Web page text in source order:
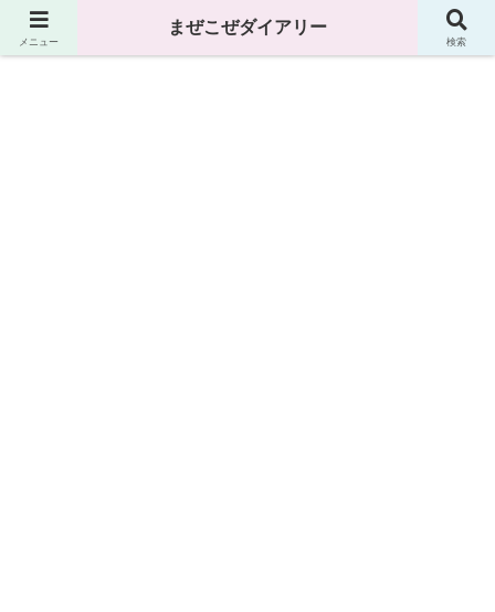
まぜこぜダイアリー
メニュー
まぜこぜダイアリー
検索